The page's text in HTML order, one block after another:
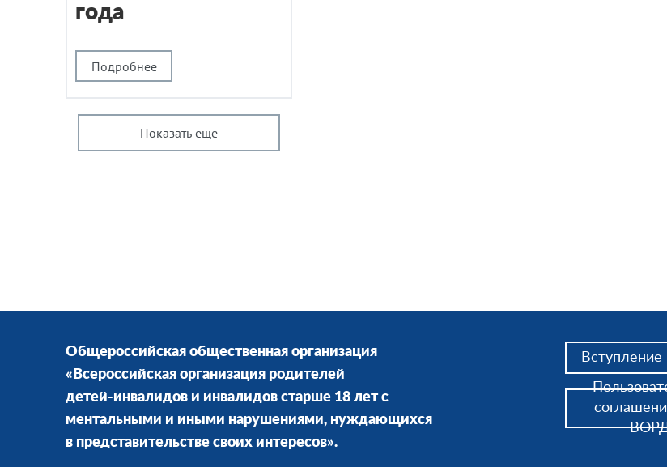
Подробнее
года
Показать еще
Общероссийская общественная организация
«Всероссийская организация родителей
детей-инвалидов и инвалидов старше 18 лет с
ментальными и иными нарушениями, нуждающихся
в представительстве своих интересов».